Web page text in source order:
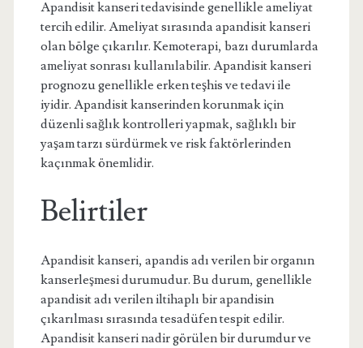
Apandisit kanseri tedavisinde genellikle ameliyat
tercih edilir. Ameliyat sırasında apandisit kanseri
olan bölge çıkarılır. Kemoterapi, bazı durumlarda
ameliyat sonrası kullanılabilir. Apandisit kanseri
prognozu genellikle erken teşhis ve tedavi ile
iyidir. Apandisit kanserinden korunmak için
düzenli sağlık kontrolleri yapmak, sağlıklı bir
yaşam tarzı sürdürmek ve risk faktörlerinden
kaçınmak önemlidir.
Belirtiler
Apandisit kanseri, apandis adı verilen bir organın
kanserleşmesi durumudur. Bu durum, genellikle
apandisit adı verilen iltihaplı bir apandisin
çıkarılması sırasında tesadüfen tespit edilir.
Apandisit kanseri nadir görülen bir durumdur ve